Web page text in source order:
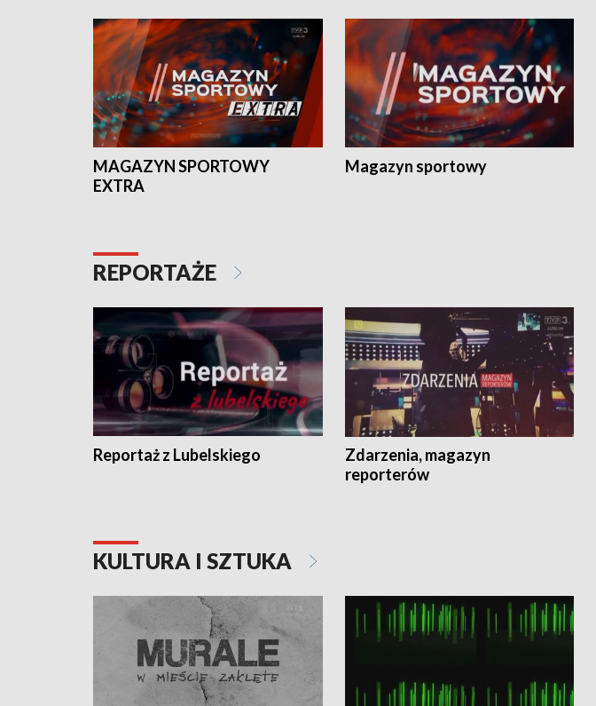
MAGAZYN SPORTOWY
EXTRA
Magazyn sportowy
REPORTAŻE
Reportaż z Lubelskiego
Zdarzenia, magazyn
reporterów
KULTURA I SZTUKA